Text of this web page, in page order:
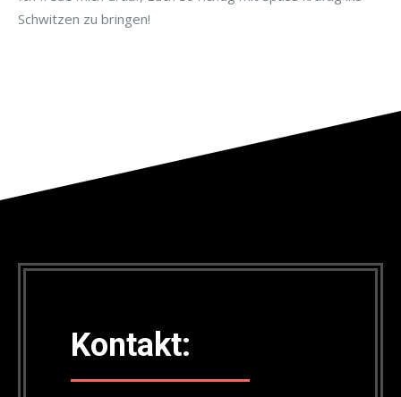
Schwitzen zu bringen!
Kontakt: